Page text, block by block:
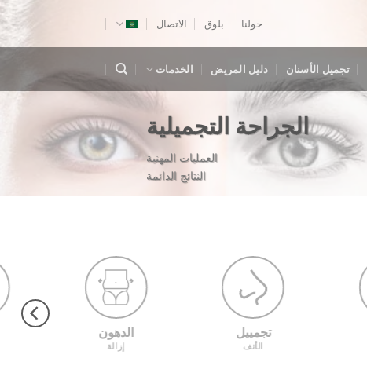
حولنا بلوق الاتصال
تجميل الأسنان دليل المريض الخدمات
الجراحة التجميلية
العمليات المهنية
النتائج الدائمة
تجمييل
الأنف
الدهون
إزالة